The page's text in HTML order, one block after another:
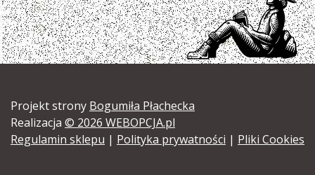
Projekt strony Bogumiła Płachecka
Realizacja © 2026 WEBOPCJA.pl
Regulamin sklepu | Polityka prywatności | Pliki Cookies